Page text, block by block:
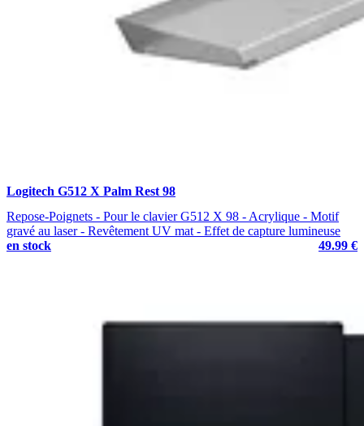
Logitech G512 X Palm Rest 98
Repose-Poignets - Pour le clavier G512 X 98 - Acrylique - Motif
gravé au laser - Revêtement UV mat - Effet de capture lumineuse
en stock
49.99 €